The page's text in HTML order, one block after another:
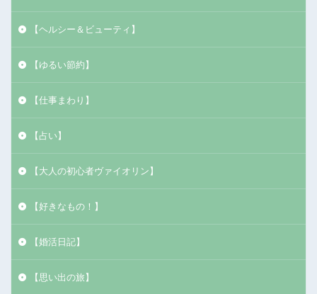
【ヘルシー＆ビューティ】
【ゆるい節約】
【仕事まわり】
【占い】
【大人の初心者ヴァイオリン】
【好きなもの！】
【婚活日記】
【思い出の旅】